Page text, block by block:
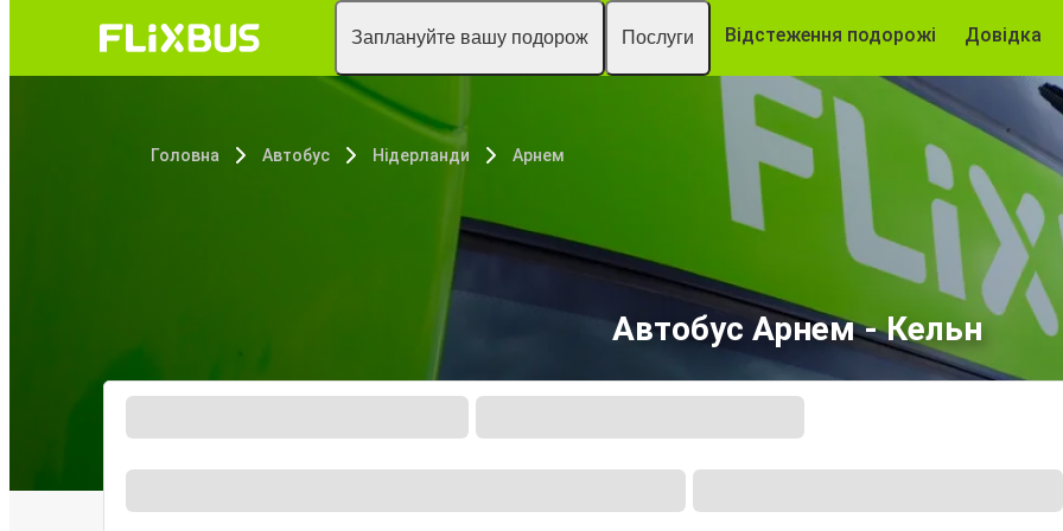
Заплануйте вашу подорож Послуги Відстеження подорожі Довідка
Головна Автобус Нідерланди Арнем
Автобус Арнем - Кельн